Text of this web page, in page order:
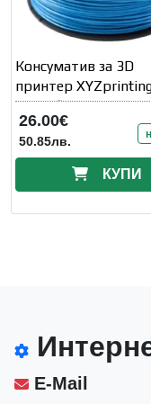
Консуматив за 3D
принтер
(NFC) filament
26.00€
50.85лв.
КУПИ
E-Mail